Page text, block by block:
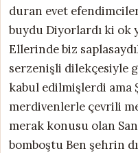
duran evet
buydu Diyorlardı ki ok
Ellerinde biz
serzenişli dilekçesiyle
kabul edilmişlerdi ama
merdivenlerle çevrili
merak konusu olan
bomboştu Ben şehrin